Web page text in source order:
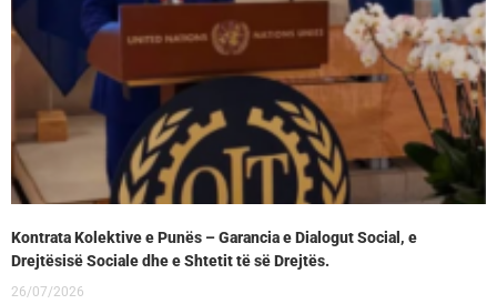
Kontrata Kolektive e Punës – Garancia e Dialogut Social, e
Drejtësisë Sociale dhe e Shtetit të së Drejtës.
26/07/2026